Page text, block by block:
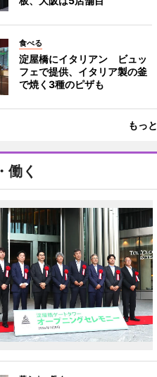
食べる
淀屋橋にイタリアン ビュッ
フェで提供、イタリア製の釜
で焼く3種のピザも
もっ
働く